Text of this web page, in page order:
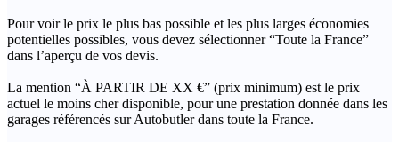
Pour voir le prix le plus bas possible et les plus larges économies
potentielles possibles, vous devez sélectionner “Toute la France”
dans l’aperçu de vos devis.
La mention “À PARTIR DE XX €” (prix minimum) est le prix
actuel le moins cher disponible, pour une prestation donnée dans les
garages référencés sur Autobutler dans toute la France.